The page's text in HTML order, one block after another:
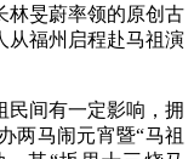
林旻蔚率领的原创古
从福州启程赴马祖演
间有一定影响，拥
两马闹元宵暨“马祖